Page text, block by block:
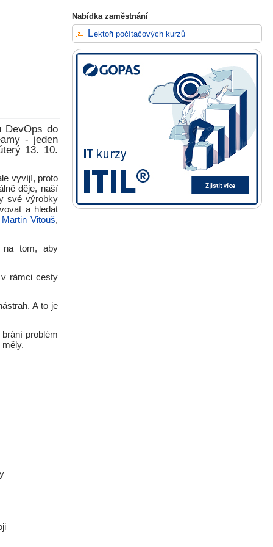
DevOps do
- jeden
13. 10.
vyvíjí, proto
děje, naší
své výrobky
a hledat
Martin Vitouš,
na tom, aby
rámci cesty
A to je
problém
Nabídka zaměstnání
Lektoři počítačových kurzů